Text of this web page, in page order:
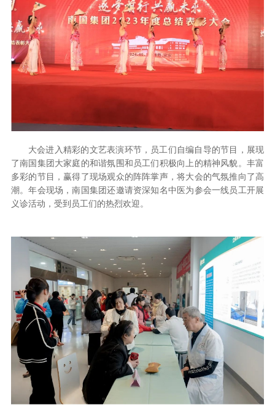
大会进入精彩的文艺表演环节，员工们自编自导的节目，展现
了南国集团大家庭的和谐氛围和员工们积极向上的精神风貌。丰富
多彩的节目，赢得了现场观众的阵阵掌声，将大会的气氛推向了高
潮。年会现场，南国集团还邀请资深知名中医为参会一线员工开展
义诊活动，受到员工们的热烈欢迎。